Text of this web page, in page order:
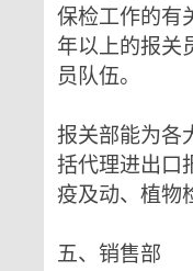
保检工作的有
年以上的报关
员队伍。
报关部能为各
括代理进出口
疫及动、植物
五、销售部